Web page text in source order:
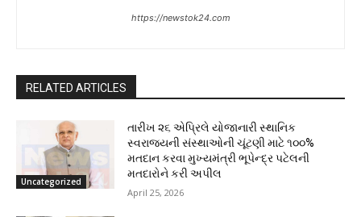
https://newstok24.com
RELATED ARTICLES
Uncategorized
તારીખ ૨૬ એપ્રિલે યોજાનારી સ્થાનિક
સ્વરાજ્યની સંસ્થાઓની ચૂંટણી માટે ૧૦૦%
મતદાન કરવા મુખ્યમંત્રી ભૂપેન્દ્ર પટેલની
મતદારોને કરી અપીલ
April 25, 2026